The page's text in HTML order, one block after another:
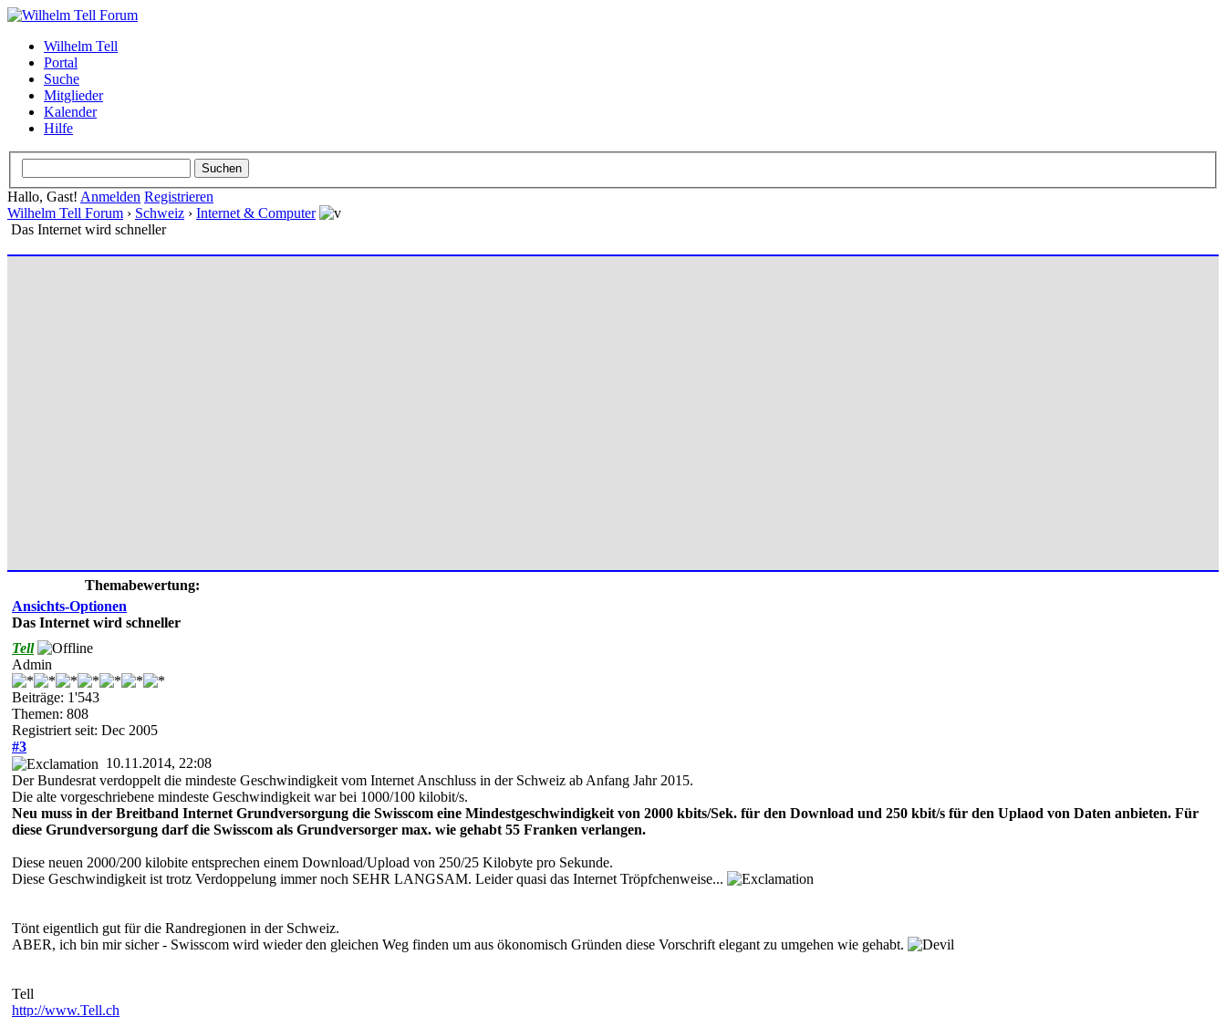
Wilhelm Tell
Portal
Suche
Mitglieder
Kalender
Hilfe
Hallo, Gast! Anmelden Registrieren
Wilhelm Tell Forum › Schweiz › Internet & Computer
Das Internet wird schneller
Themabewertung:
Ansichts-Optionen
Das Internet wird schneller
Tell
Admin
Beiträge: 1'543
Themen: 808
Registriert seit: Dec 2005
#3
10.11.2014, 22:08
Der Bundesrat verdoppelt die mindeste Geschwindigkeit vom Internet Anschluss in der Schweiz ab Anfang Jahr 2015.
Die alte vorgeschriebene mindeste Geschwindigkeit war bei 1000/100 kilobit/s.
Neu muss in der Breitband Internet Grundversorgung die Swisscom eine Mindestgeschwindigkeit von 2000 kbits/Sek. für den Download und 250 kbit/s für den Uplaod von Daten anbieten. Für
diese Grundversorgung darf die Swisscom als Grundversorger max. wie gehabt 55 Franken verlangen.
Diese neuen 2000/200 kilobite entsprechen einem Download/Upload von 250/25 Kilobyte pro Sekunde.
Diese Geschwindigkeit ist trotz Verdoppelung immer noch SEHR LANGSAM. Leider quasi das Internet Tröpfchenweise...
Tönt eigentlich gut für die Randregionen in der Schweiz.
ABER, ich bin mir sicher - Swisscom wird wieder den gleichen Weg finden um aus ökonomisch Gründen diese Vorschrift elegant zu umgehen wie gehabt.
Tell
http://www.Tell.ch